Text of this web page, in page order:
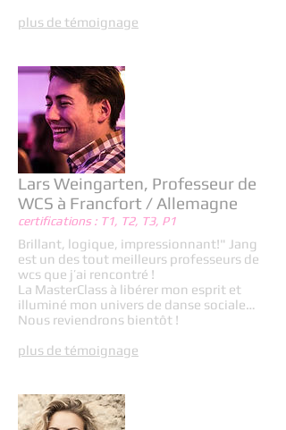
plus de témoignage
Lars Weingarten, Professeur de
WCS à Francfort / Allemagne
certifications : T1, T2, T3, P1
Brillant, logique, impressionnant!" Jang
est un des tout meilleurs professeurs de
wcs que j’ai rencontré !
La MasterClass à libérer mon esprit et
illuminé mon univers de danse sociale…
Nous reviendrons bientôt !
plus de témoignage